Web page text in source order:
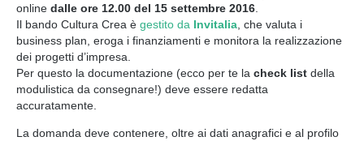
online dalle ore 12.00 del 15 settembre 2016
Il bando Cultura Crea è gestito da Invitalia , che valuta i
business plan, eroga i finanziamenti e monitora la realizzazione
dei progetti d’impresa.
Per questo la documentazione (ecco per te la check list della
modulistica da consegnare!) deve essere redatta
accuratamente.
La domanda deve contenere, oltre ai dati anagrafici e al profilo